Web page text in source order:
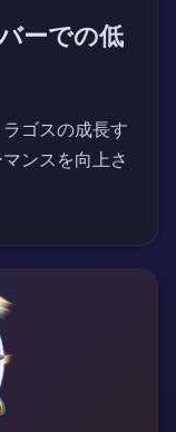
ーでの低
ゴスの成長す
ンスを向上さ